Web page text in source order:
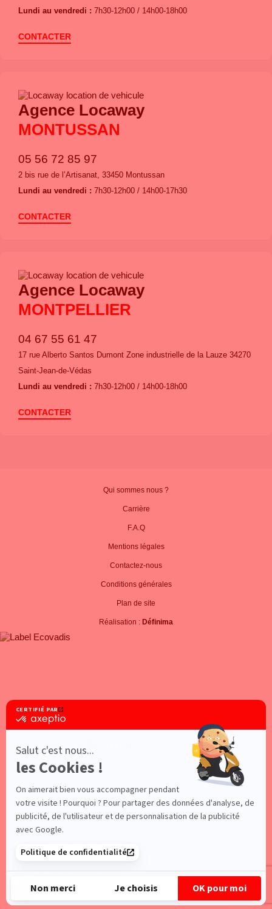
Lundi au vendredi : 7h30-12h00 / 14h00-18h00
CONTACTER
Agence Locaway
MONTUSSAN
05 56 72 85 97
2 bis rue de l’Artisanat, 33450 Montussan
Lundi au vendredi : 7h30-12h00 / 14h00-17h30
CONTACTER
Agence Locaway
MONTPELLIER
04 67 55 61 47
17 rue Alberto Santos Dumont Zone industrielle de la Lauze 34270
Saint-Jean-de-Védas
Lundi au vendredi : 7h30-12h00 / 14h00-18h00
CONTACTER
Qui sommes nous ?
Carrière
F.A.Q
Mentions légales
Contactez-nous
Conditions générales
Plan de site
Réalisation : Définima
PANIER VIDE
×
Vous n'avez pas de pré-réservation en cours,
vous pouvez pré-réserver votre véhicule en
effectuant une rechercheou en consultant les
pages des véhicules disponibles.
Liste des voitures
Liste des nacelles
Liste des véhicules utilitaires frigorifiques